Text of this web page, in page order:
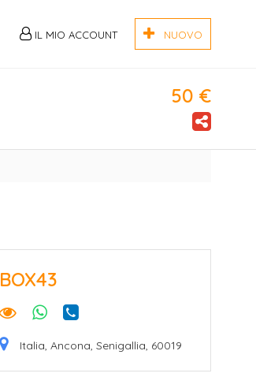
IL MIO ACCOUNT NUOVO
50 €
BOX43
Italia, Ancona, Senigallia, 60019